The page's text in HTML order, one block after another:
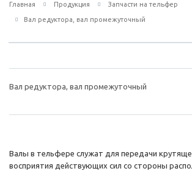
Главная Продукция Запчасти на тельфер
Вал редуктора, вал промежуточный
Вал редуктора, вал промежуточный
Валы в тельфере служат для передачи
восприятия действующих сил со стороны